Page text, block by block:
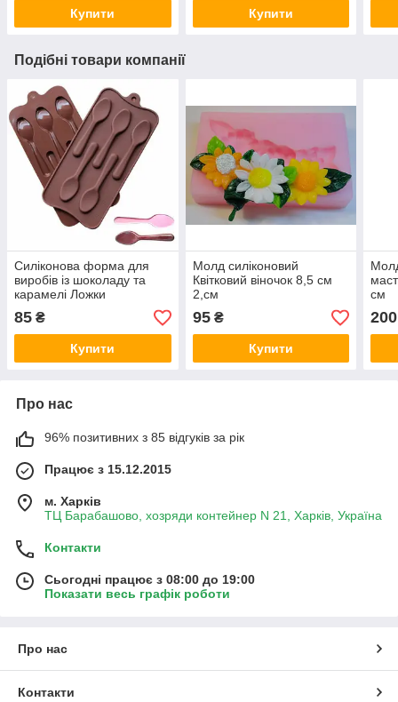
Купити Купити
Подібні товари компанії
Силіконова форма для
виробів із шоколаду та
карамелі Ложки
85 ₴
Купити
Молд силіконовий
Квітковий віночок 8,5 см
2,см
95₴
Купити
см
200
Про нас
96% позитивних з 85 відгуків за рік
Працює з 15.12.2015
м. Харків
ТЦ Барабашово, хозряди контейнер N 21, Харків, Україна
Контакти
Сьогодні працює з 08:00 до 19:00
Показати весь графік роботи
Про нас
Контакти